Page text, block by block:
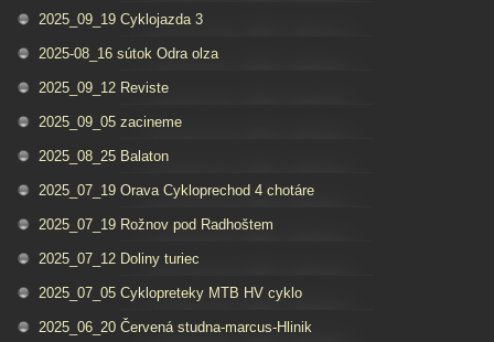
2025_09_19 Cyklojazda 3
2025-08_16 sútok Odra olza
2025_09_12 Reviste
2025_09_05 zacineme
2025_08_25 Balaton
2025_07_19 Orava Cykloprechod 4 chotáre
2025_07_19 Rožnov pod Radhoštem
2025_07_12 Doliny turiec
2025_07_05 Cyklopreteky MTB HV cyklo
2025_06_20 Červená studna-marcus-Hlinik